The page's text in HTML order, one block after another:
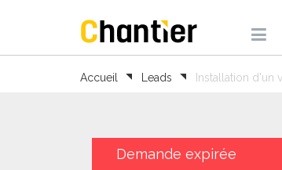
Accueil Leads Installation d'un
Demande expirée